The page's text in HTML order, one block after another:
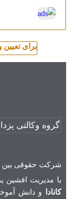
برای تعیین
گروه وکالتی
شرکت حقوقی بین
با مدیریت افشین
کانادا
و دانش